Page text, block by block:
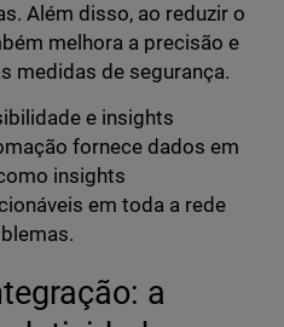
Além disso, ao reduzir o
melhora a precisão e
medidas de segurança.
e insights
fornece dados em
insights
em toda a rede
a